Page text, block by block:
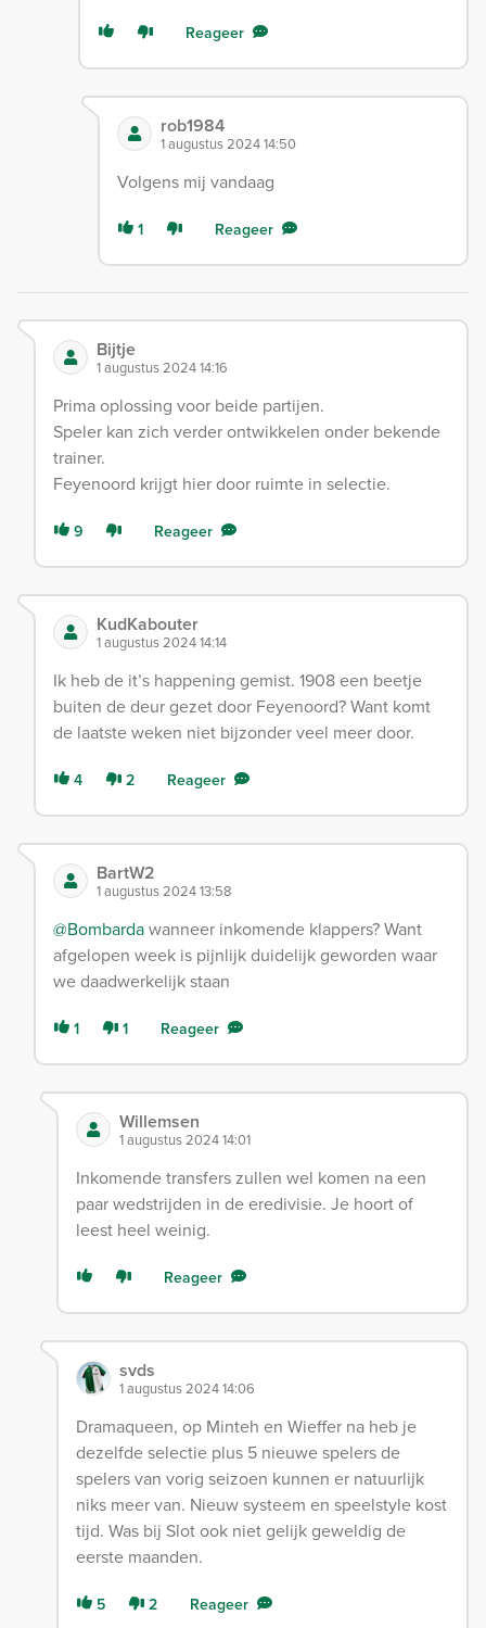
Reageer
rob1984
1 augustus 2024 14:50
Volgens mij vandaag
1 Reageer
Bijtje
1 augustus 2024 14:16
Prima oplossing voor beide partijen.
Speler kan zich verder ontwikkelen onder bekende
trainer.
Feyenoord krijgt hier door ruimte in selectie.
9 Reageer
KudKabouter
1 augustus 2024 14:14
Ik heb de it’s happening gemist. 1908 een beetje
buiten de deur gezet door Feyenoord? Want komt
de laatste weken niet bijzonder veel meer door.
4 2 Reageer
BartW2
1 augustus 2024 13:58
@Bombardawanneer inkomende klappers? Want
afgelopen week is pijnlijk duidelijk geworden waar
we daadwerkelijk staan
1 1 Reageer
Willemsen
1 augustus 2024 14:01
Inkomende transfers zullen wel komen na een
paar wedstrijden in de eredivisie. Je hoort of
leest heel weinig.
Reageer
svds
1 augustus 2024 14:06
Dramaqueen, op Minteh en Wieffer na heb je
dezelfde selectie plus 5 nieuwe spelers de
spelers van vorig seizoen kunnen er natuurlijk
niks meer van. Nieuw systeem en speelstyle kost
tijd. Was bij Slot ook niet gelijk geweldig de
eerste maanden.
5 2 Reageer